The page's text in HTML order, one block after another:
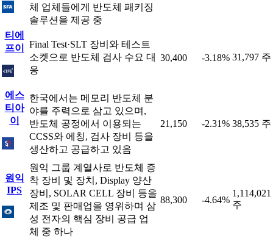
체 업체들에게 반도체 패키징
솔루션을 제공 중
티에
프이
Final Test·SLT 장비와 테스트
소켓으로 반도체 검사 수요 대
응
30,400 -3.18% 31,797 주
에스
티아
이
한국에서는 메모리 반도체 분
야를 주력으로 삼고 있으며,
반도체 공정에서 이용되는
CCSS와 에칭, 검사 장비 등을
생산하고 공급하고 있음
21,150 -2.31% 38,535 주
원익
IPS
원익 그룹 계열사로 반도체 증
착 장비 및 장치, Display 양산
장비, SOLAR CELL 장비 등을
제조 및 판매업을 영위하며 삼
성 전자의 핵심 장비 공급 업
체 중 하나
88,300 -4.64%
1,114,021
주